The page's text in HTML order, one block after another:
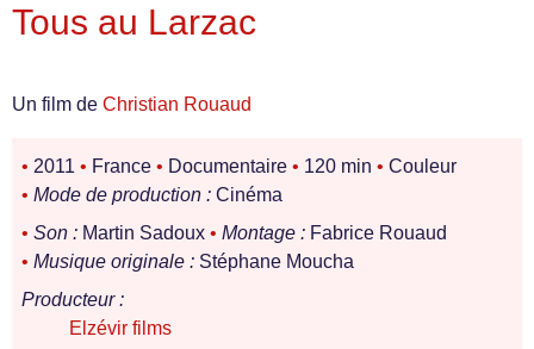
Tous au Larzac
Un film de Christian Rouaud
• 2011 • France • Documentaire • 120 min • Couleur
• Mode de production : Cinéma
• Son : Martin Sadoux • Montage : Fabrice Rouaud
• Musique originale : Stéphane Moucha
Producteur :
Elzévir films